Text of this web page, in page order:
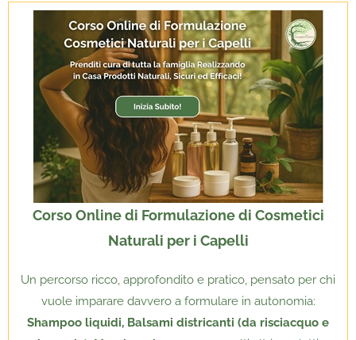
Corso Online di Formulazione di Cosmetici
Naturali per i Capelli
Un percorso ricco, approfondito e pratico, pensato per chi
vuole imparare davvero a formulare in autonomia:
Shampoo liquidi, Balsami districanti (da risciacquo e